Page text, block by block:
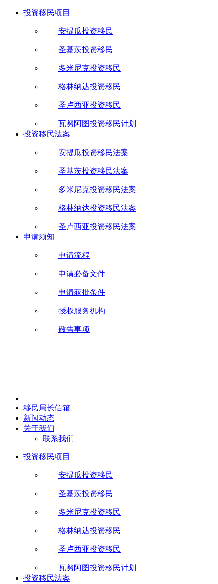
投资移民项目
安提瓜投资移民
圣基茨投资移民
多米尼克投资移民
格林纳达投资移民
圣卢西亚投资移民
瓦努阿图投资移民计划
投资移民法案
安提瓜投资移民法案
圣基茨投资移民法案
多米尼克投资移民法案
格林纳达投资移民法案
圣卢西亚投资移民法案
申请须知
申请流程
申请必备文件
申请获批条件
授权服务机构
敬告事项
移民局长信箱
新闻动态
关于我们
联系我们
投资移民项目
安提瓜投资移民
圣基茨投资移民
多米尼克投资移民
格林纳达投资移民
圣卢西亚投资移民
瓦努阿图投资移民计划
投资移民法案